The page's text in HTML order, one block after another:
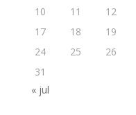
10
11 12
17
18 19
24
25 26
31
« jul